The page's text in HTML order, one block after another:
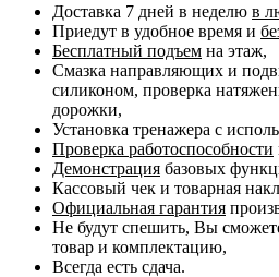
Доставка 7 дней в неделю в
Приедут в удобное время и
Бесплатный подъем на этаж,
Смазка направляющих и
силиконом, проверка
дорожки,
Установка тренажера с
Проверка работоспособности
Демонстрация базовых
Кассовый чек и товарная
Официальная гарантия
Не будут спешить, Вы
товар и комплектацию,
Всегда есть сдача.